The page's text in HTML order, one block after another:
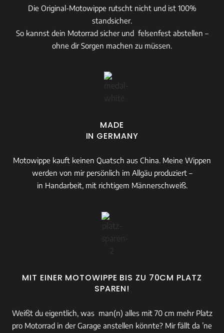
Die Original-Motowippe rutscht nicht und ist 100%
standsicher.
So kannst dein Motorrad sicher und felsenfest abstellen –
ohne dir Sorgen machen zu müssen.
MADE
IN GERMANY
Motowippe kauft keinen Quatsch aus China. Meine Wippen
werden von mir persönlich im Allgäu produziert –
in Handarbeit, mit richtigem Männerschweiß.
MIT EINER MOTOWIPPE BIS ZU 70CM PLATZ
SPAREN!
Weißt du eigentlich, was man(n) alles mit 70 cm mehr Platz
pro Motorrad in der Garage anstellen könnte? Mir fällt da ’ne